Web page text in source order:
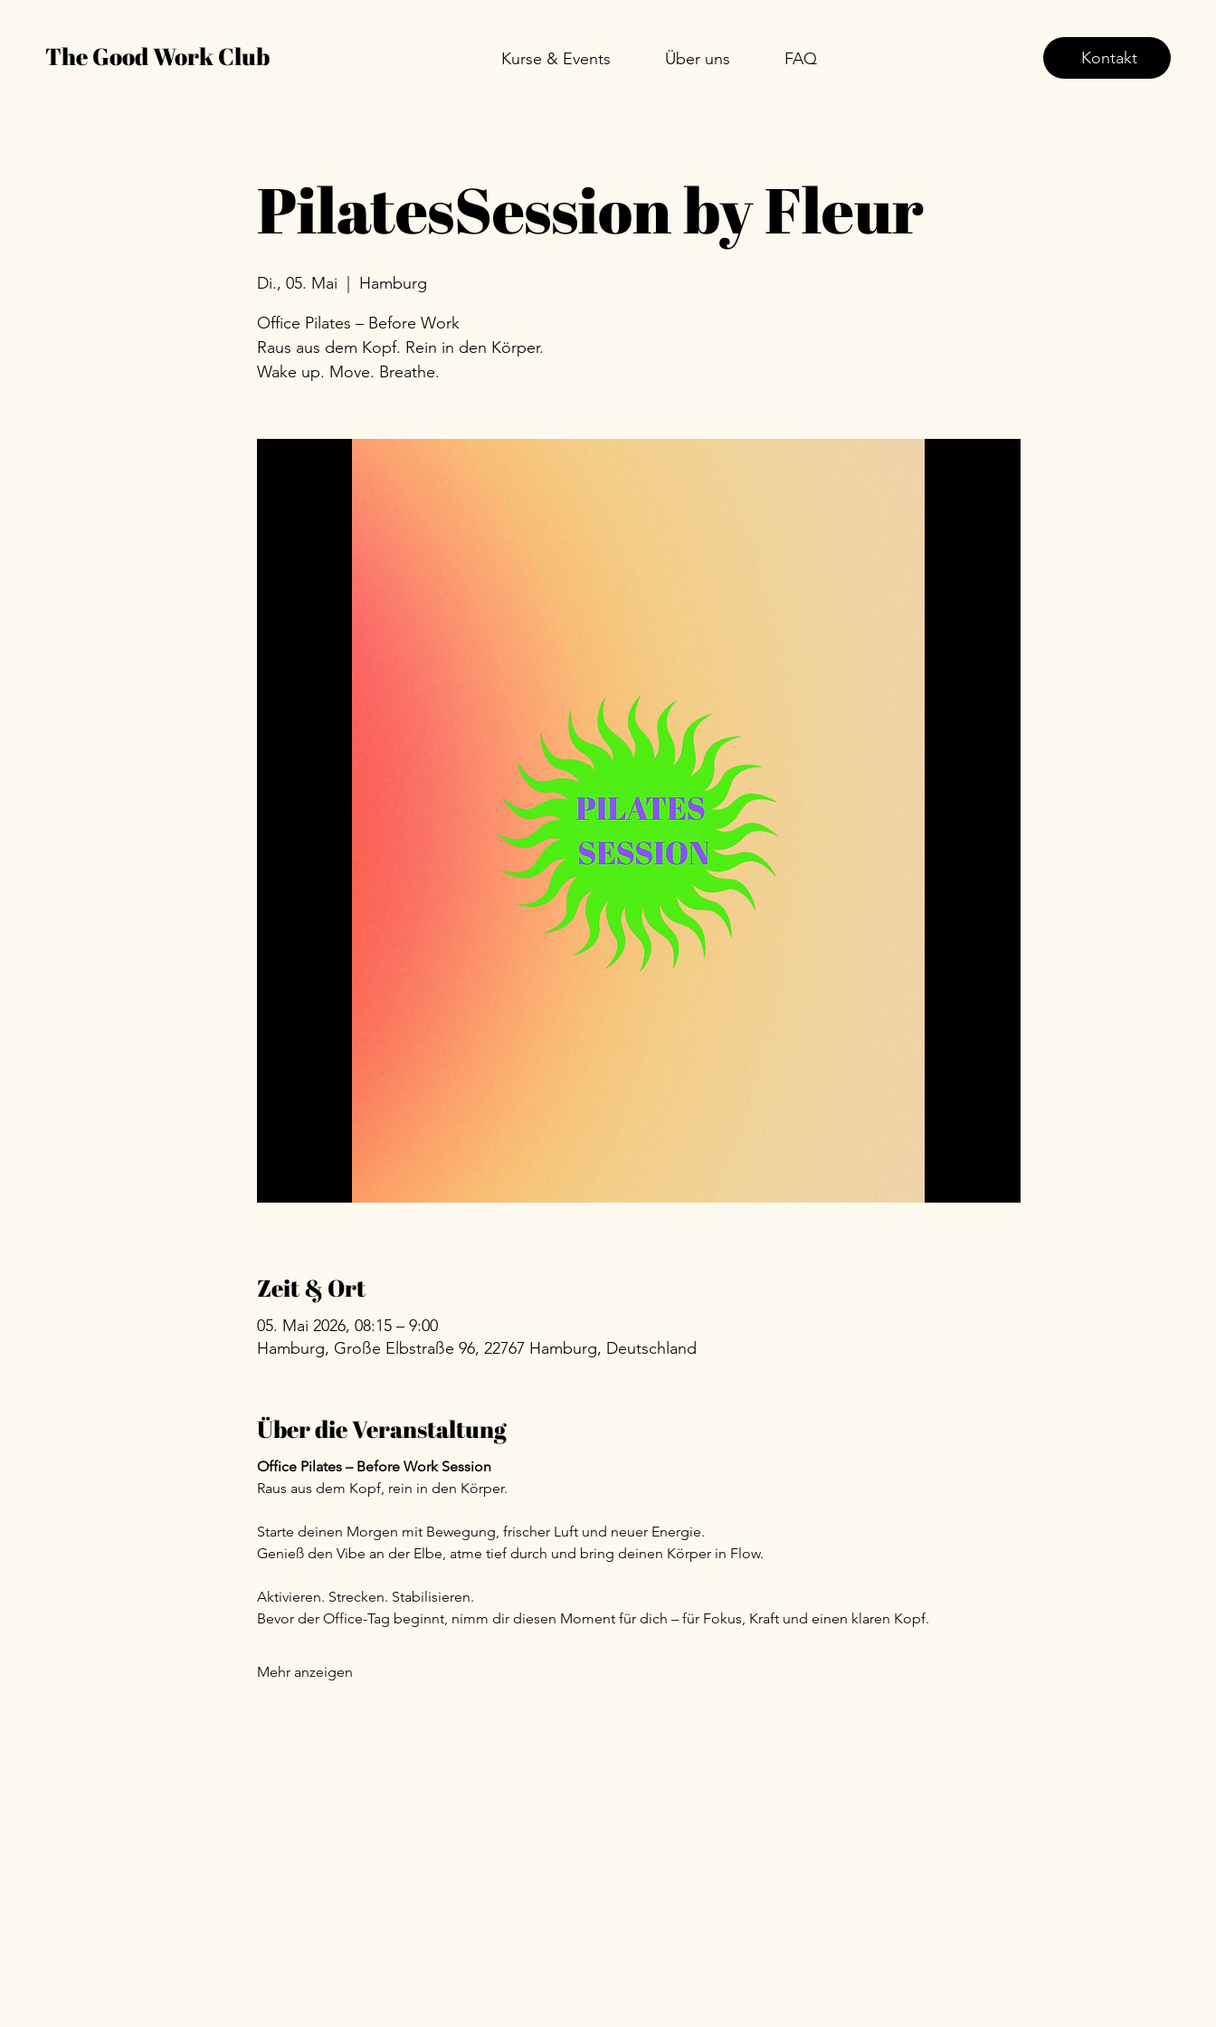
The Good Work Club Kurse & Events Über uns FAQ Kontakt
PilatesSession by Fleur
Di., 05. Mai
Hamburg
Office Pilates – Before Work
Raus aus dem Kopf. Rein in den Körper.
Wake up. Move. Breathe.
Zeit & Ort
05. Mai 2026, 08:15 – 9:00
Hamburg, Große Elbstraße 96, 22767 Hamburg, Deutschland
Über die Veranstaltung
Office Pilates – Before Work Session
Raus aus dem Kopf, rein in den Körper.
Starte deinen Morgen mit Bewegung, frischer Luft und neuer Energie.
Genieß den Vibe an der Elbe, atme tief durch und bring deinen Körper in Flow.
Aktivieren. Strecken. Stabilisieren.
Bevor der Office-Tag beginnt, nimm dir diesen Moment für dich – für Fokus, Kraft und einen klaren Kopf.
Mehr anzeigen